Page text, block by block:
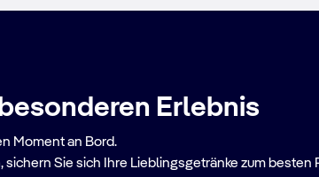
Erlebnis
Moment an Bord.
, sichern Sie sich Ihre Lieblingsgetränke zum besten